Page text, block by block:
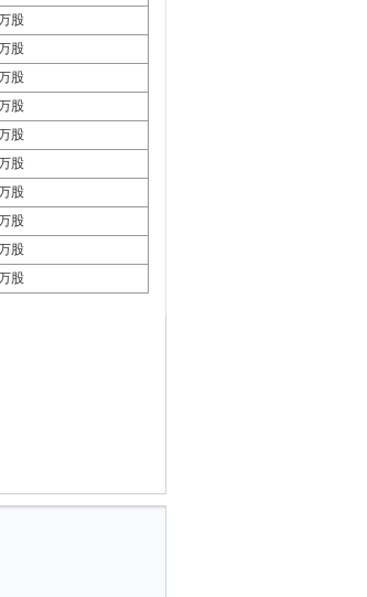
股
股
股
股
股
股
股
股
股
股